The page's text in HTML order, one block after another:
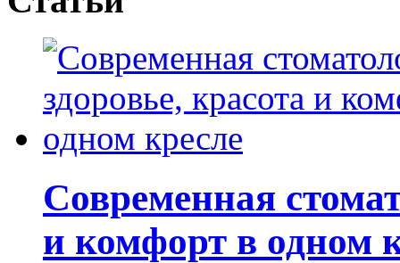
Современная
и комфорт в одном